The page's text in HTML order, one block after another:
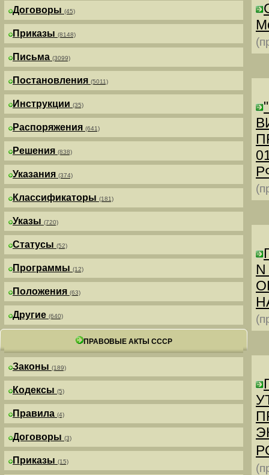
Договоры (45)
Приказы (8148)
Письма (3099)
Постановления (5011)
Инструкции (35)
Распоряжения (641)
Решения (838)
Указания (374)
Классификаторы (181)
Указы (720)
Статусы (52)
Программы (12)
Положения (63)
Другие (640)
ПРАВОВЫЕ АКТЫ СССР
Законы (189)
Кодексы (5)
Правила (4)
Договоры (3)
Приказы (15)